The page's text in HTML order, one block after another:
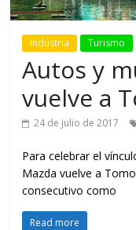
Industria Turismo
Autos y
vuelve a
24 de julio de 2017
Para celebrar el
Mazda vuelve a
consecutivo como
Read more